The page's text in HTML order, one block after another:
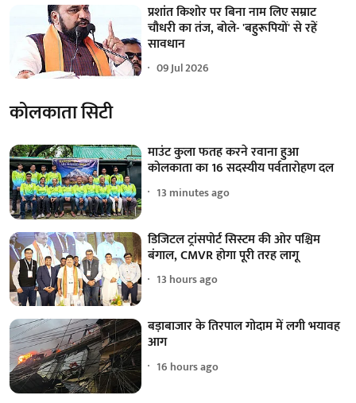
प्रशांत किशोर पर बिना नाम लिए सम्राट
चौधरी का तंज, बोले- 'बहुरूपियों' से रहें
सावधान
09 Jul 2026
कोलकाता सिटी
माउंट कुला फतह करने रवाना हुआ
कोलकाता का 16 सदस्यीय पर्वतारोहण दल
13 minutes ago
डिजिटल ट्रांसपोर्ट सिस्टम की ओर पश्चिम
बंगाल, CMVR होगा पूरी तरह लागू
13 hours ago
बड़ाबाजार के तिरपाल गोदाम में लगी भयावह
आग
16 hours ago